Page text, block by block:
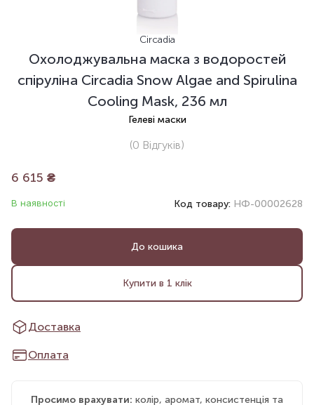
Circadia
Охолоджувальна маска з водоростей
спіруліна Circadia Snow Algae and Spirulina
Cooling Mask, 236 мл
Гелеві маски
(0 Відгуків)
6 615 ₴
В наявності Код товару: НФ-00002628
До кошика
Купити в 1 клік
Доставка
Оплата
Просимо врахувати: колір, аромат, консистенція та